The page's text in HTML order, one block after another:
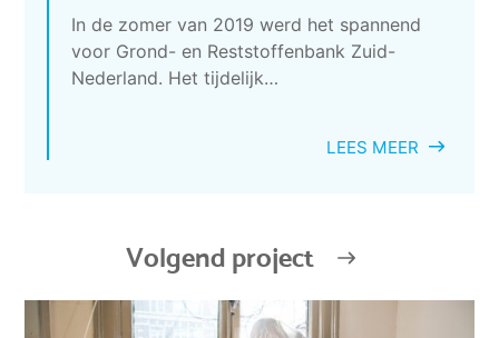
In de zomer van 2019 werd het spannend
voor Grond- en Reststoffenbank Zuid-
Nederland. Het tijdelijk…
LEES MEER
Volgend project